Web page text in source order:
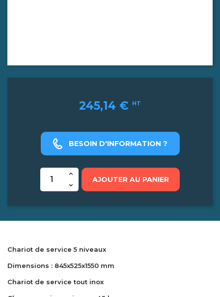
245,14 € HT
BESOIN D'INFORMATION ?
AJOUTER AU PANIER
Chariot de service 5 niveaux
Dimensions : 845x525x1550 mm
Chariot de service tout inox